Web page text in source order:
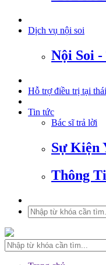
Dịch vụ nội soi
Nội Soi
Hỗ trợ điều trị tại
Tin tức
Bác sĩ trả lời
Sự Kiện
Thông